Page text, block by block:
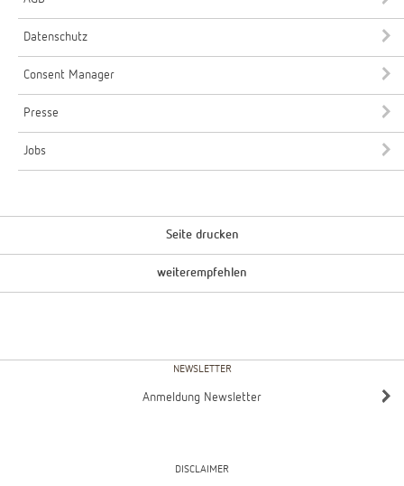
Datenschutz
Consent Manager
Presse
Jobs
Seite drucken
weiterempfehlen
NEWSLETTER
Anmeldung Newsletter
DISCLAIMER